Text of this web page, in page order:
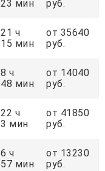
23 мин
руб.
21 ч
15 мин
от 35640
руб.
8 ч
48 мин
от 14040
руб.
22 ч
3 мин
от 41850
руб.
6 ч
57 мин
от 13230
руб.